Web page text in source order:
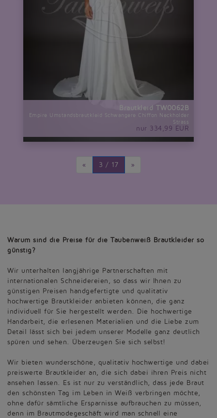
Brautkleid TW0062B
Empire Umstandsbrautkleid Schwangere Chiffon Neckholder
Strass
nur 334,99 EUR
« 3 / 17 »
Warum sind die Preise für die Taubenweiß Brautkleider so
günstig?
Wir unterhalten langjährige Partnerschaften mit
internationalen Schneidereien, so dass wir Ihnen zu
günstigen Preisen handgefertigte und qualitativ
hochwertige Brautkleider anbieten können, die ganz
individuell für Sie hergestellt werden. Die hochwertige
Handarbeit, die erlesenen Materialien und die Liebe zum
Detail lässt sich bei jedem unserer Modelle ganz deutlich
spüren und sehen. Überzeugen Sie sich selbst!
Wir bieten wunderschöne, qualitativ hochwertige und dabei
preiswerte Brautkleider an, die sich dabei ihren Preis nicht
ansehen lassen. Es ist nur zu verständlich, dass jede Braut
den schönsten Tag im Leben in Weiß verbringen möchte,
ohne dafür sämtliche Ersparnisse aufbrauchen zu müssen,
denn im Brautmodegeschäft wird man schnell eine